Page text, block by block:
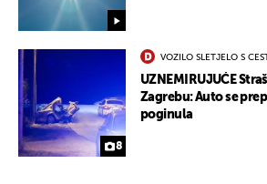
8
VOZILO SLETJELO S
UZNEMIRUJUĆE
Zagrebu: Auto se
poginula